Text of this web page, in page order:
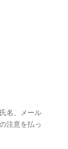
名、メール
注意を払っ